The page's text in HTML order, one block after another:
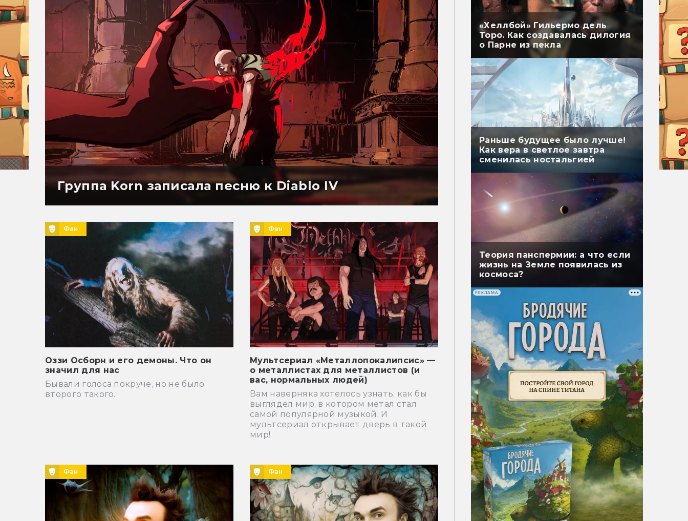
Группа Korn записала песню к Diablo IV
Фан
Оззи Осборн и его демоны. Что он
значил для нас
Бывали голоса покруче, но не было
второго такого.
Фан
Мультсериал «Металлопокалипсис» ―
о металлистах для металлистов (и
вас, нормальных людей)
Вам наверняка хотелось узнать, как бы
выглядел мир, в котором метал стал
самой популярной музыкой. И
мультсериал открывает дверь в такой
мир!
Фан Фан
«Хеллбой» Гильермо дель
Торо. Как создавалась дилогия
о Парне из пекла
Раньше будущее было лучше!
Как вера в светлое завтра
сменилась ностальгией
Теория панспермии: а что если
жизнь на Земле появилась из
космоса?
РЕКЛАМА